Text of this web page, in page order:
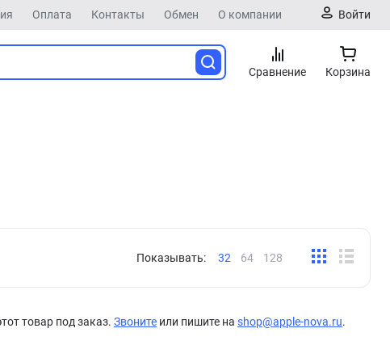
Оплата Контакты Обмен О компании Войти
Сравнение Корзина
Показывать: 32 64 128
товар под заказ. Звоните или пишите на shop@apple-nova.ru.